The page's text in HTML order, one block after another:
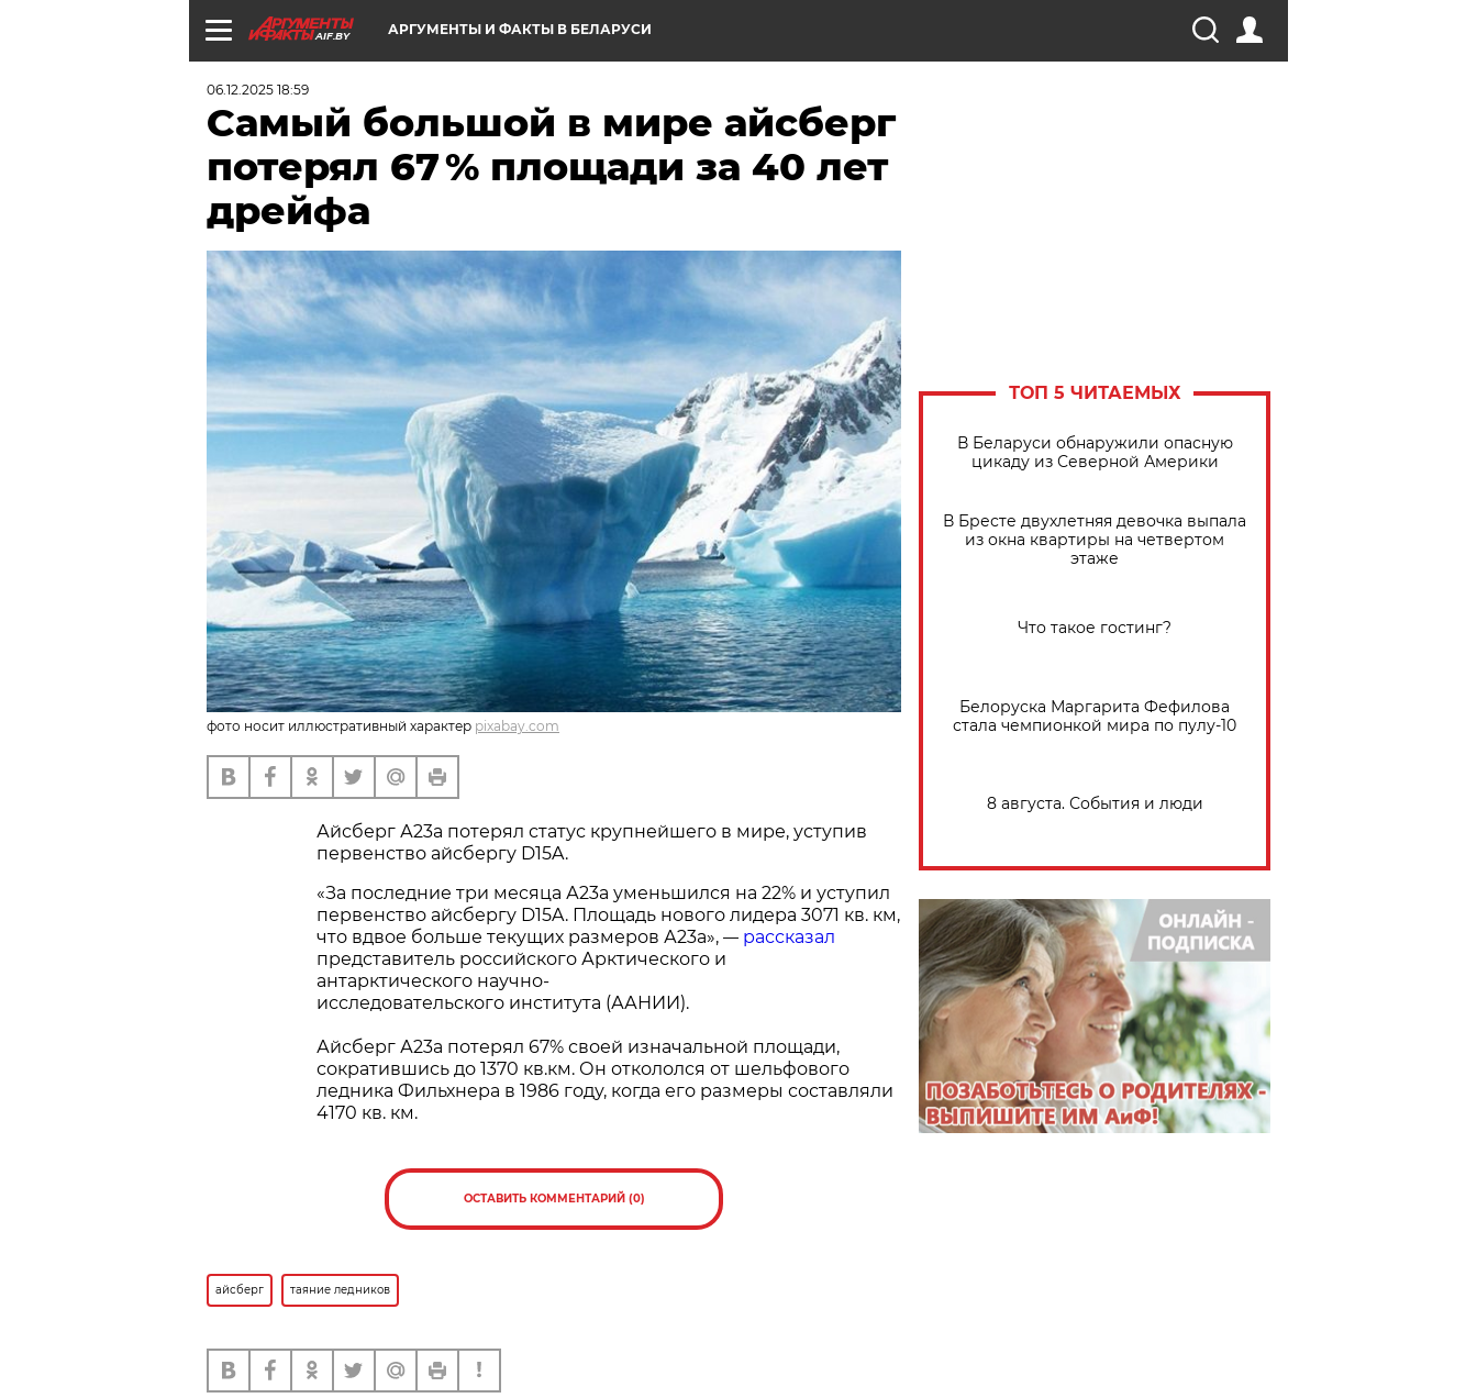
AIF.BY АРГУМЕНТЫ И ФАКТЫ В БЕЛАРУСИ
06.12.2025 18:59
Самый большой в мире айсберг
потерял 67 % площади за 40 лет
дрейфа
фото носит иллюстративный характер pixabay.com
Айсберг А23а потерял статус крупнейшего в мире, уступив
первенство айсбергу D15A.
«За последние три месяца А23а уменьшился на 22% и уступил
первенство айсбергу D15A. Площадь нового лидера 3071 кв. км,
что вдвое больше текущих размеров А23а», — рассказал
представитель российского Арктического и
антарктического научно-
исследовательского института (ААНИИ).
Айсберг А23а потерял 67% своей изначальной площади,
сократившись до 1370 кв.км. Он откололся от шельфового
ледника Фильхнера в 1986 году, когда его размеры составляли
4170 кв. км.
ОСТАВИТЬ КОММЕНТАРИЙ (0)
айсберг таяние ледников
ТОП 5 ЧИТАЕМЫХ
В Беларуси обнаружили опасную
цикаду из Северной Америки
В Бресте двухлетняя девочка выпала
из окна квартиры на четвертом
этаже
Что такое гостинг?
Белоруска Маргарита Фефилова
стала чемпионкой мира по пулу-10
8 августа. События и люди